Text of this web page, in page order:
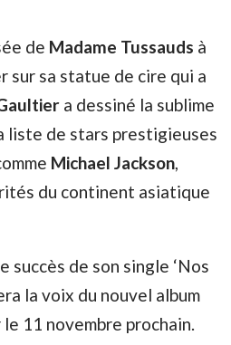
de Madame Tussauds à
sur sa statue de cire qui a
a dessiné la sublime
liste de stars prestigieuses
Michael Jackson,
du continent asiatique
succès de son single ‘Nos
la voix du nouvel album
11 novembre prochain.